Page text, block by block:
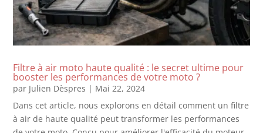
Filtre à air moto haute qualité : le secret ultime pour
booster les performances de votre moto ?
par Julien Dèspres | Mai 22, 2024
Dans cet article, nous explorons en détail comment un filtre
à air de haute qualité peut transformer les performances